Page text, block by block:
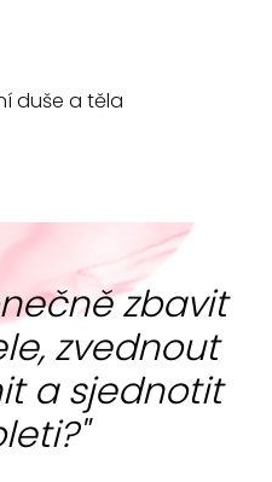
duše a těla
zbavit
zvednout
a sjednotit